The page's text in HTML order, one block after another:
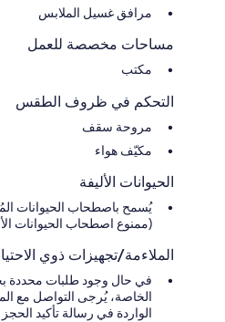
مرافق غسيل الملابس
مساحات مخصصة للعمل
مكتب
التحكم في ظروف الطقس
مروحة سقف
مكيّف هواء
الحيوانات الأليفة
يُسمح باصطحاب الحيوانات
(ممنوع اصطحاب الحيوانات
الملاءمة/تجهيزات ذوي
في حال وجود طلبات محددة
الخاصة، يُرجى التواصل مع
الواردة في رسالة تأكيد الحجز